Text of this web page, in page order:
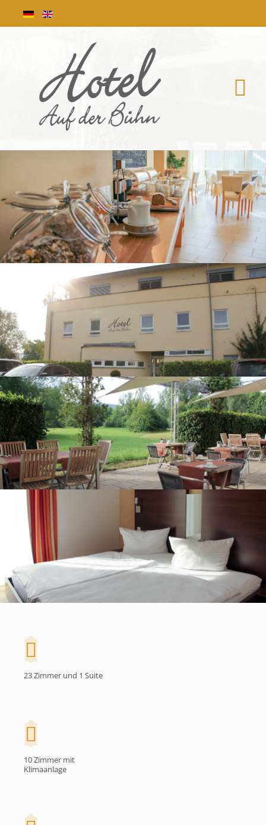
23 Zimmer und 1 Suite
10 Zimmer mit
Klimaanlage